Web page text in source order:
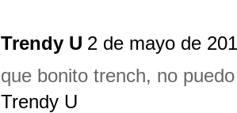
Trendy U 2 de mayo de
que bonito trench, no
Trendy U